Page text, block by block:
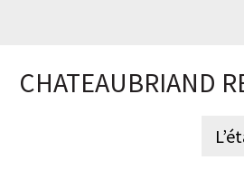
CHATEAUBRIAND